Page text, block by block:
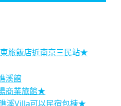
東旅飯店近南京三民站★
溪館
商業旅館★
溪Villa可以民宿包棟★